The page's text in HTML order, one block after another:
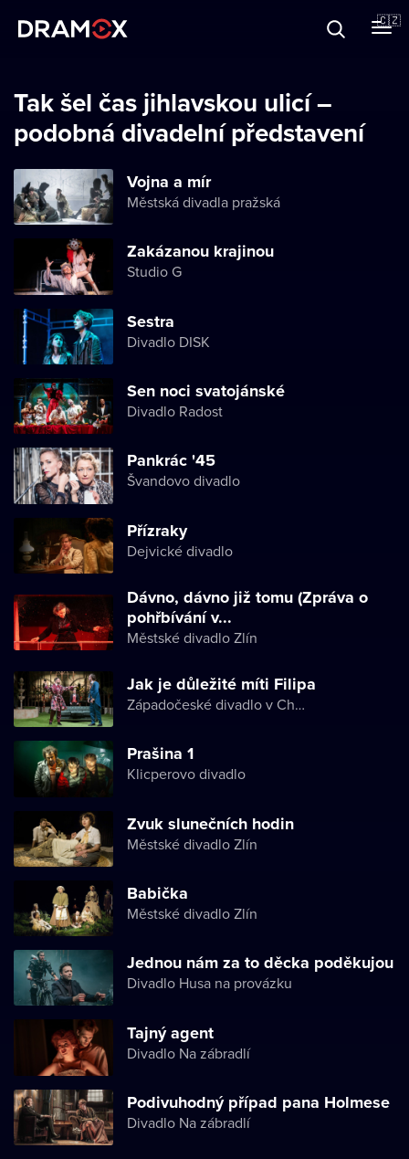
🇨🇿
Registrujte se
Tak šel čas jihlavskou ulicí –
podobná divadelní představení
Vojna a mír
Městská divadla pražská
Zakázanou krajinou
Studio G
Sestra
Divadlo DISK
Sen noci svatojánské
Divadlo Radost
Pankrác '45
Švandovo divadlo
Přízraky
Dejvické divadlo
Dávno, dávno již tomu (Zpráva o
pohřbívání v...
Městské divadlo Zlín
Jak je důležité míti Filipa
Západočeské divadlo v Chebu
Prašina 1
Klicperovo divadlo
Zvuk slunečních hodin
Městské divadlo Zlín
Babička
Městské divadlo Zlín
Jednou nám za to děcka poděkujou
Divadlo Husa na provázku
Tajný agent
Divadlo Na zábradlí
Podivuhodný případ pana Holmese
Divadlo Na zábradlí